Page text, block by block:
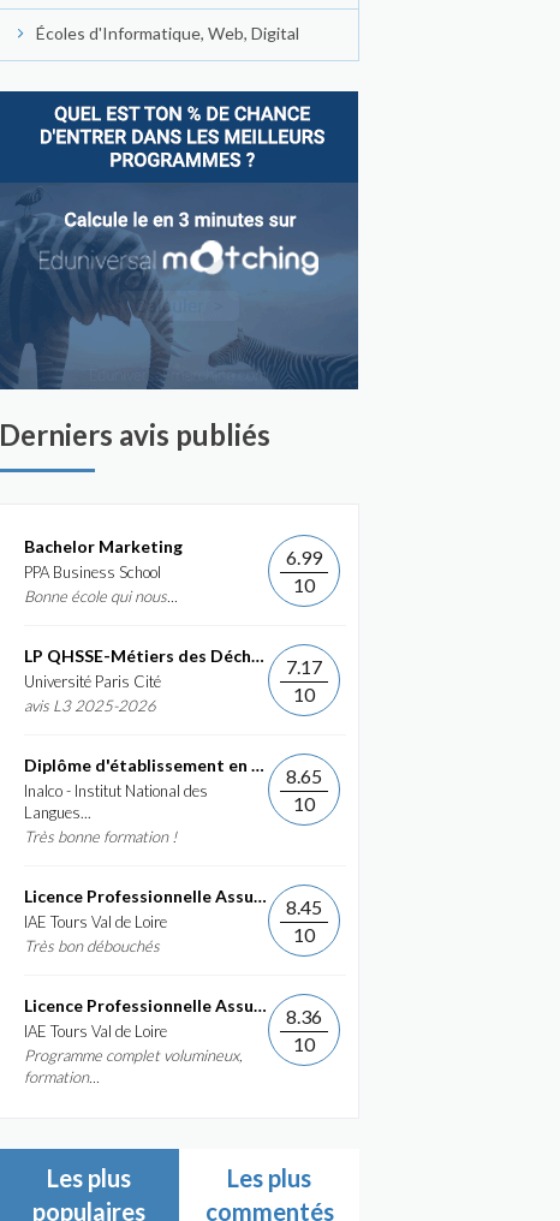
Écoles d'Informatique, Web, Digital
Derniers avis publiés
Bachelor Marketing
PPA Business School
Bonne école qui nous...
6.99
10
LP QHSSE-Métiers des Déchets et de...
Université Paris Cité
avis L3 2025-2026
7.17
10
Diplôme d'établissement en Commerce International et...
Inalco - Institut National des
Langues...
Très bonne formation !
8.65
10
Licence Professionnelle Assurance, banque, finance :...
IAE Tours Val de Loire
Très bon débouchés
8.45
10
Licence Professionnelle Assurance, banque, finance :...
IAE Tours Val de Loire
Programme complet volumineux,
formation...
8.36
10
Les plus
populaires
Les plus
commentés